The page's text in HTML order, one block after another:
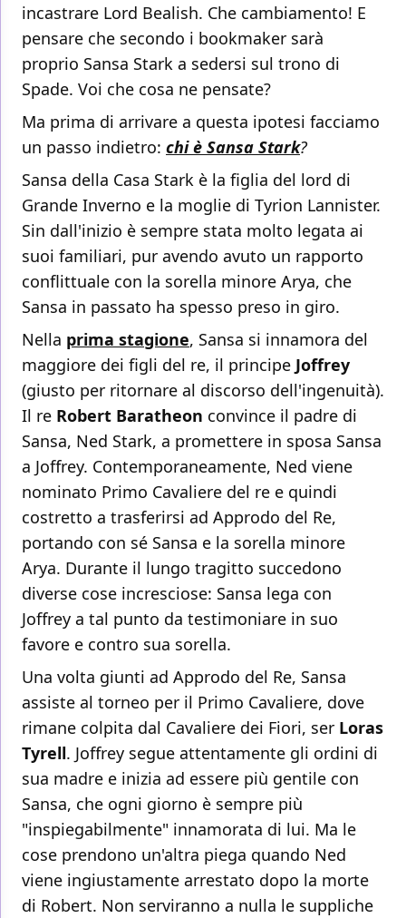
incastrare Lord Bealish. Che cambiamento! E
pensare che secondo i bookmaker sarà
proprio Sansa Stark a sedersi sul trono di
Spade. Voi che cosa ne pensate?
Ma prima di arrivare a questa ipotesi facciamo
un passo indietro: chi è Sansa Stark?
Sansa della Casa Stark è la figlia del lord di
Grande Inverno e la moglie di Tyrion Lannister.
Sin dall'inizio è sempre stata molto legata ai
suoi familiari, pur avendo avuto un rapporto
conflittuale con la sorella minore Arya, che
Sansa in passato ha spesso preso in giro.
Nella prima stagione, Sansa si innamora del
maggiore dei figli del re, il principe Joffrey
(giusto per ritornare al discorso dell'ingenuità).
Il re Robert Baratheon convince il padre di
Sansa, Ned Stark, a promettere in sposa Sansa
a Joffrey. Contemporaneamente, Ned viene
nominato Primo Cavaliere del re e quindi
costretto a trasferirsi ad Approdo del Re,
portando con sé Sansa e la sorella minore
Arya. Durante il lungo tragitto succedono
diverse cose incresciose: Sansa lega con
Joffrey a tal punto da testimoniare in suo
favore e contro sua sorella.
Una volta giunti ad Approdo del Re, Sansa
assiste al torneo per il Primo Cavaliere, dove
rimane colpita dal Cavaliere dei Fiori, ser Loras
Tyrell. Joffrey segue attentamente gli ordini di
sua madre e inizia ad essere più gentile con
Sansa, che ogni giorno è sempre più
"inspiegabilmente" innamorata di lui. Ma le
cose prendono un'altra piega quando Ned
viene ingiustamente arrestato dopo la morte
di Robert. Non serviranno a nulla le suppliche